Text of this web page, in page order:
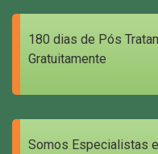
180 dias de Pós
Gratuitamente
Somos Especialistas